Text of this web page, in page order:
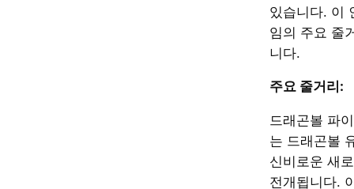
있습니다. 이
임의 주요 줄
니다.
주요 줄거리:
드래곤볼 파
는 드래곤볼
신비로운 새
전개됩니다.